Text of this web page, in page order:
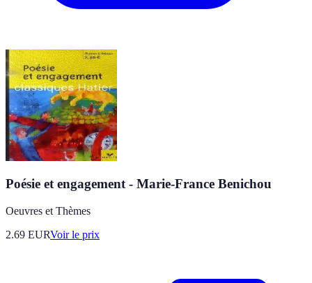
Poésie et engagement - Marie-France Benichou
Oeuvres et Thèmes
2.69 EURVoir le prix